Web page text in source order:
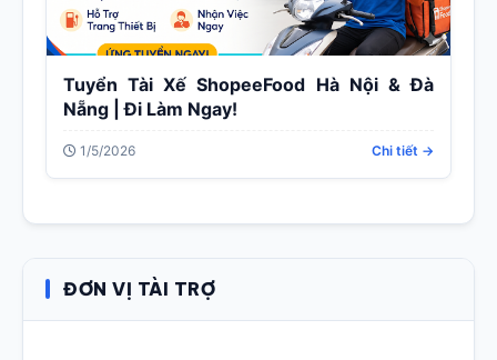
Tuyển Tài Xế ShopeeFood Hà Nội & Đà
Nẵng | Đi Làm Ngay!
1/5/2026 Chi tiết →
ĐƠN VỊ TÀI TRỢ